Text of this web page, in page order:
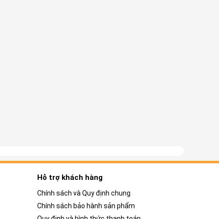
Hỗ trợ khách hàng
Chính sách và Quy định chung
Chính sách bảo hành sản phẩm